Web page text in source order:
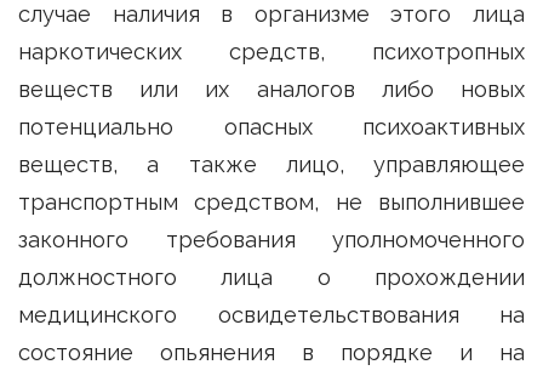
случае наличия в организме этого лица
наркотических средств, психотропных
веществ или их аналогов либо новых
потенциально опасных психоактивных
веществ, а также лицо, управляющее
транспортным средством, не выполнившее
законного требования уполномоченного
должностного лица о прохождении
медицинского освидетельствования на
состояние опьянения в порядке и на